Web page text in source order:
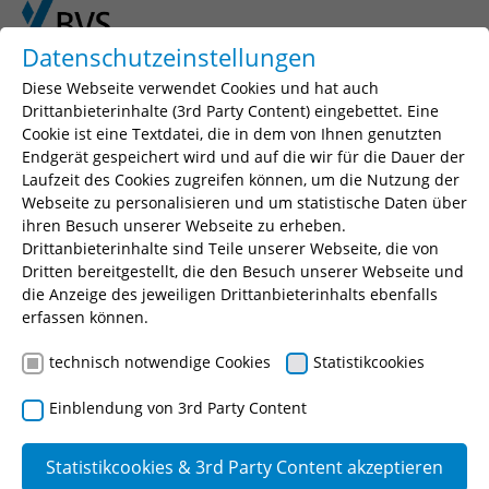
Skip to main content
Skip to page footer
You are here:
BVS Publikationen Band 14
Arbeits- und Tarifrecht im
öffentlichen Dienst
Band 14
Arbeitsrecht ist das besondere Recht der abhängigen
Arbeit, das heißt der Arbeit, die der Arbeitnehmer
Arbeitsverhältnisses gegen Entgelt leistet. Das gilt
uneingeschränkt auch für den öffentlichen Dienst.
Das Arbeitsrecht im öffentlichen Dienst ist kein
besonderer Teil des Arbeitsrechts. Arbeitsrecht im
Datenschutzeinstellungen
Diese Webseite verwendet Cookies und hat auch
Drittanbieterinhalte (3rd Party Content) eingebettet. Eine
Cookie ist eine Textdatei, die in dem von Ihnen genutzten
Endgerät gespeichert wird und auf die wir für die Dauer der
Laufzeit des Cookies zugreifen können, um die Nutzung der
Webseite zu personalisieren und um statistische Daten über
ihren Besuch unserer Webseite zu erheben.
Drittanbieterinhalte sind Teile unserer Webseite, die von
Dritten bereitgestellt, die den Besuch unserer Webseite und
die Anzeige des jeweiligen Drittanbieterinhalts ebenfalls
erfassen können.
technisch notwendige Cookies Statistikcookies
Einblendung von 3rd Party Content
Statistikcookies & 3rd Party Content akzeptieren